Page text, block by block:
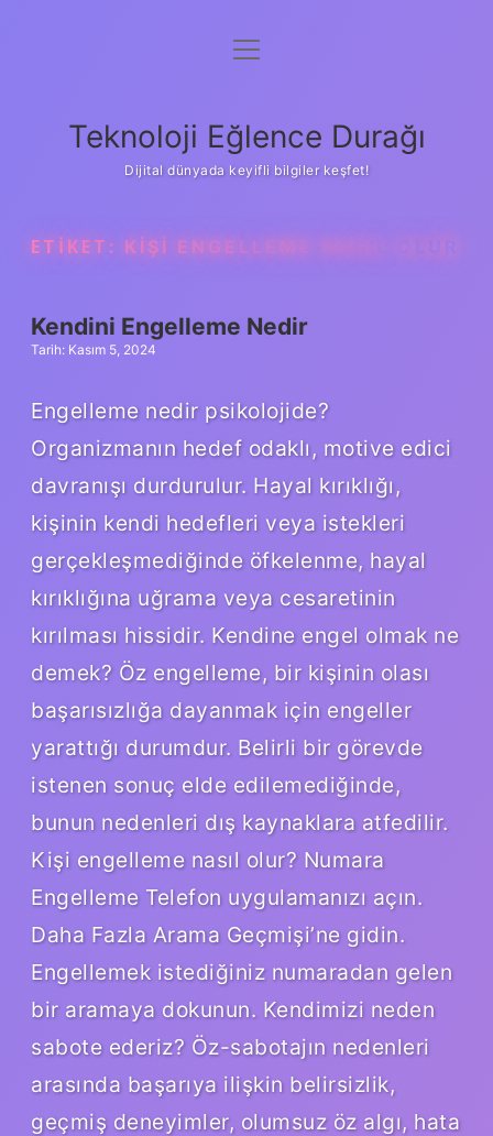
Anasayfa
Yasal Uyarı
menüyü
Teknoloji Eğlence Durağı
Dijital dünyada keyifli bilgiler keşfet!
ETIKET: KIŞI ENGELLEME NASIL OLUR
Kendini Engelleme Nedir
Tarih: Kasım 5, 2024
Engelleme nedir psikolojide?
Organizmanın hedef odaklı, motive edici
davranışı durdurulur. Hayal kırıklığı,
kişinin kendi hedefleri veya istekleri
gerçekleşmediğinde öfkelenme, hayal
kırıklığına uğrama veya cesaretinin
kırılması hissidir. Kendine engel olmak ne
demek? Öz engelleme, bir kişinin olası
başarısızlığa dayanmak için engeller
yarattığı durumdur. Belirli bir görevde
istenen sonuç elde edilemediğinde,
bunun nedenleri dış kaynaklara atfedilir.
Kişi engelleme nasıl olur? Numara
Engelleme Telefon uygulamanızı açın.
Daha Fazla Arama Geçmişi’ne gidin.
Engellemek istediğiniz numaradan gelen
bir aramaya dokunun. Kendimizi neden
sabote ederiz? Öz-sabotajın nedenleri
arasında başarıya ilişkin belirsizlik,
geçmiş deneyimler, olumsuz öz algı, hata